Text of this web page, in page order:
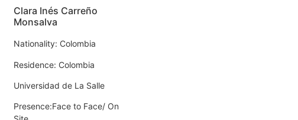
Clara Inés Carreño
Monsalva
Nationality: Colombia
Residence: Colombia
Universidad de La Salle
Presence:Face to Face/ On